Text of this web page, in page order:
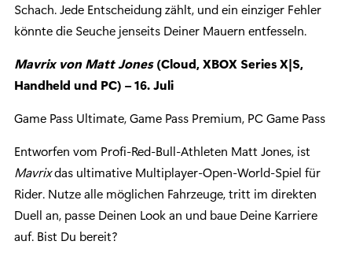
Schach. Jede Entscheidung zählt, und ein einziger Fehler
könnte die Seuche jenseits Deiner Mauern entfesseln.
Mavrix von Matt Jones(Cloud, XBOX Series X|S,
Handheld und PC) – 16. Juli
Game Pass Ultimate, Game Pass Premium, PC Game Pass
Entworfen vom Profi-Red-Bull-Athleten Matt Jones, ist
Mavrixdas ultimative Multiplayer-Open-World-Spiel für
Rider. Nutze alle möglichen Fahrzeuge, tritt im direkten
Duell an, passe Deinen Look an und baue Deine Karriere
auf. Bist Du bereit?